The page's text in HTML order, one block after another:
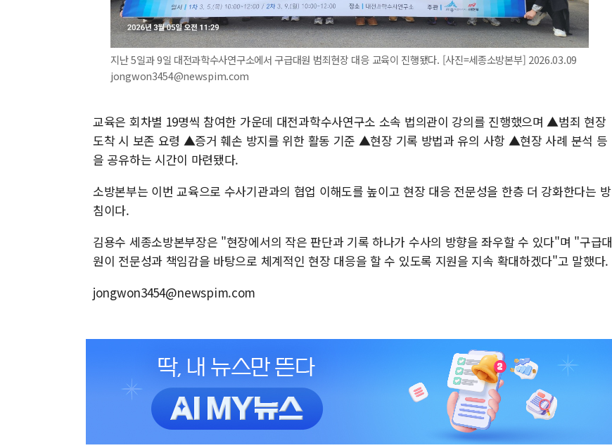
지난 5일과 9일 대전과학수사연구소에서 구급대원 범죄현장 대응 교육이 진행됐다. [사진=세종소방본부] 2026.03.09
jongwon3454@newspim.com
교육은 회차별 19명씩 참여한 가운데 대전과학수사연구소 소속 법의관이 강의를 진행했으며 ▲범죄 현장
도착 시 보존 요령 ▲증거 훼손 방지를 위한 활동 기준 ▲현장 기록 방법과 유의 사항 ▲현장 사례 분석 등
을 공유하는 시간이 마련됐다.
소방본부는 이번 교육으로 수사기관과의 협업 이해도를 높이고 현장 대응 전문성을 한층 더 강화한다는 방
침이다.
김용수 세종소방본부장은 "현장에서의 작은 판단과 기록 하나가 수사의 방향을 좌우할 수 있다"며 "구급대
원이 전문성과 책임감을 바탕으로 체계적인 현장 대응을 할 수 있도록 지원을 지속 확대하겠다"고 말했다.
jongwon3454@newspim.com